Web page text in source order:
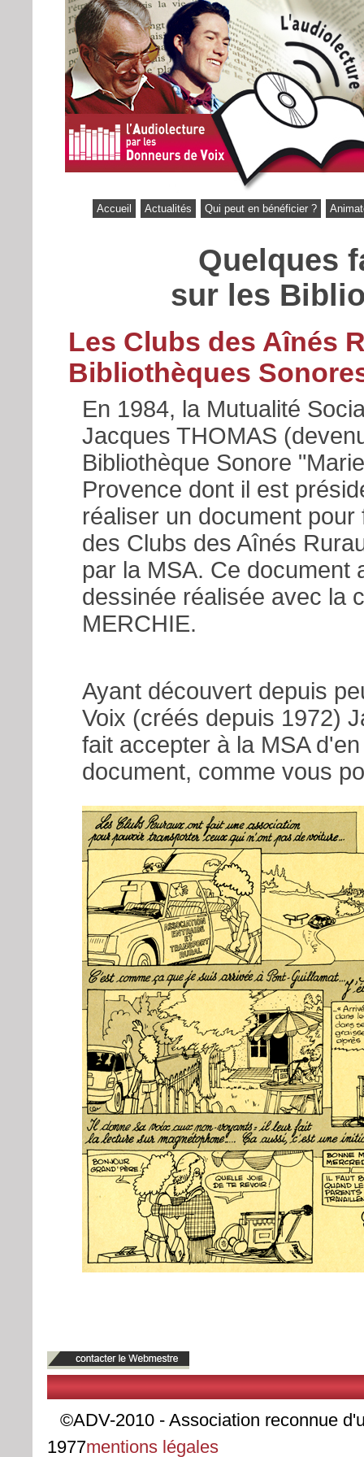
Accueil Actualités Qui peut en bénéficier ?
Quelques
sur les
Les Clubs des Aînés
Bibliothèques
En 1984, la Mutualité
Jacques THOMAS
Bibliothèque Sonore
Provence dont il est
réaliser un document
des Clubs des Aînés
par la MSA. Ce document
dessinée réalisée avec la
MERCHIE.
Ayant découvert depuis
Voix (créés depuis 1972)
fait accepter à la MSA
document, comme vous
©ADV-2010 - Association reconnue
1977mentions légales